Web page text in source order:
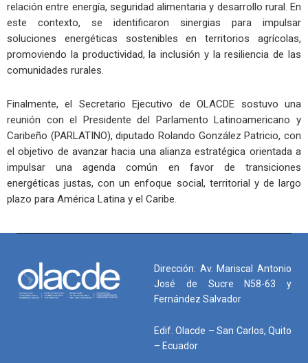
relación entre energía, seguridad alimentaria y desarrollo rural. En
este contexto, se identificaron sinergias para impulsar
soluciones energéticas sostenibles en territorios agrícolas,
promoviendo la productividad, la inclusión y la resiliencia de las
comunidades rurales.
Finalmente, el Secretario Ejecutivo de OLACDE sostuvo una
reunión con el Presidente del Parlamento Latinoamericano y
Caribeño (PARLATINO), diputado Rolando González Patricio, con
el objetivo de avanzar hacia una alianza estratégica orientada a
impulsar una agenda común en favor de transiciones
energéticas justas, con un enfoque social, territorial y de largo
plazo para América Latina y el Caribe.
Dirección: Av. Mariscal Antonio
José de Sucre N58-63 y
Fernández Salvador
Edif. Olacde – San Carlos, Quito
– Ecuador